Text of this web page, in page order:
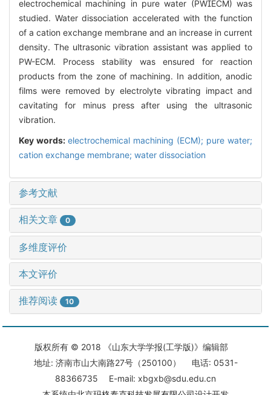
electrochemical machining in pure water (PWECM) was
studied. Water dissociation accelerated with the function
of a cation exchange membrane and an increase in current
density. The ultrasonic vibration assistant was applied to
PW-ECM. Process stability was ensured for reaction
products from the zone of machining. In addition, anodic
films were removed by electrolyte vibrating impact and
cavitating for minus press after using the ultrasonic
vibration.
Key words: electrochemical machining (ECM); pure water;
cation exchange membrane; water dissociation
参考文献
相关文章 0
多维度评价
本文评价
推荐阅读 10
版权所有 © 2018 《山东大学学报(工学版)》编辑部
地址: 济南市山大南路27号（250100） 电话: 0531-
88366735 E-mail: xbgxb@sdu.edu.cn